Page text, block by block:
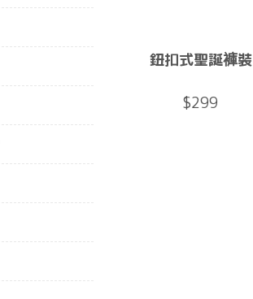
鈕扣式聖誕褲裝
$299